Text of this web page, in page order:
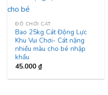
ĐỒ CHƠI CÁT
Bao 25kg Cát Động Lực
Khu Vui Chơi- Cát nặng
nhiều màu cho bé nhập
khẩu
45.000₫